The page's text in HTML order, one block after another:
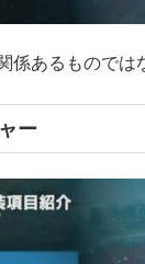
係あるものでは
ー